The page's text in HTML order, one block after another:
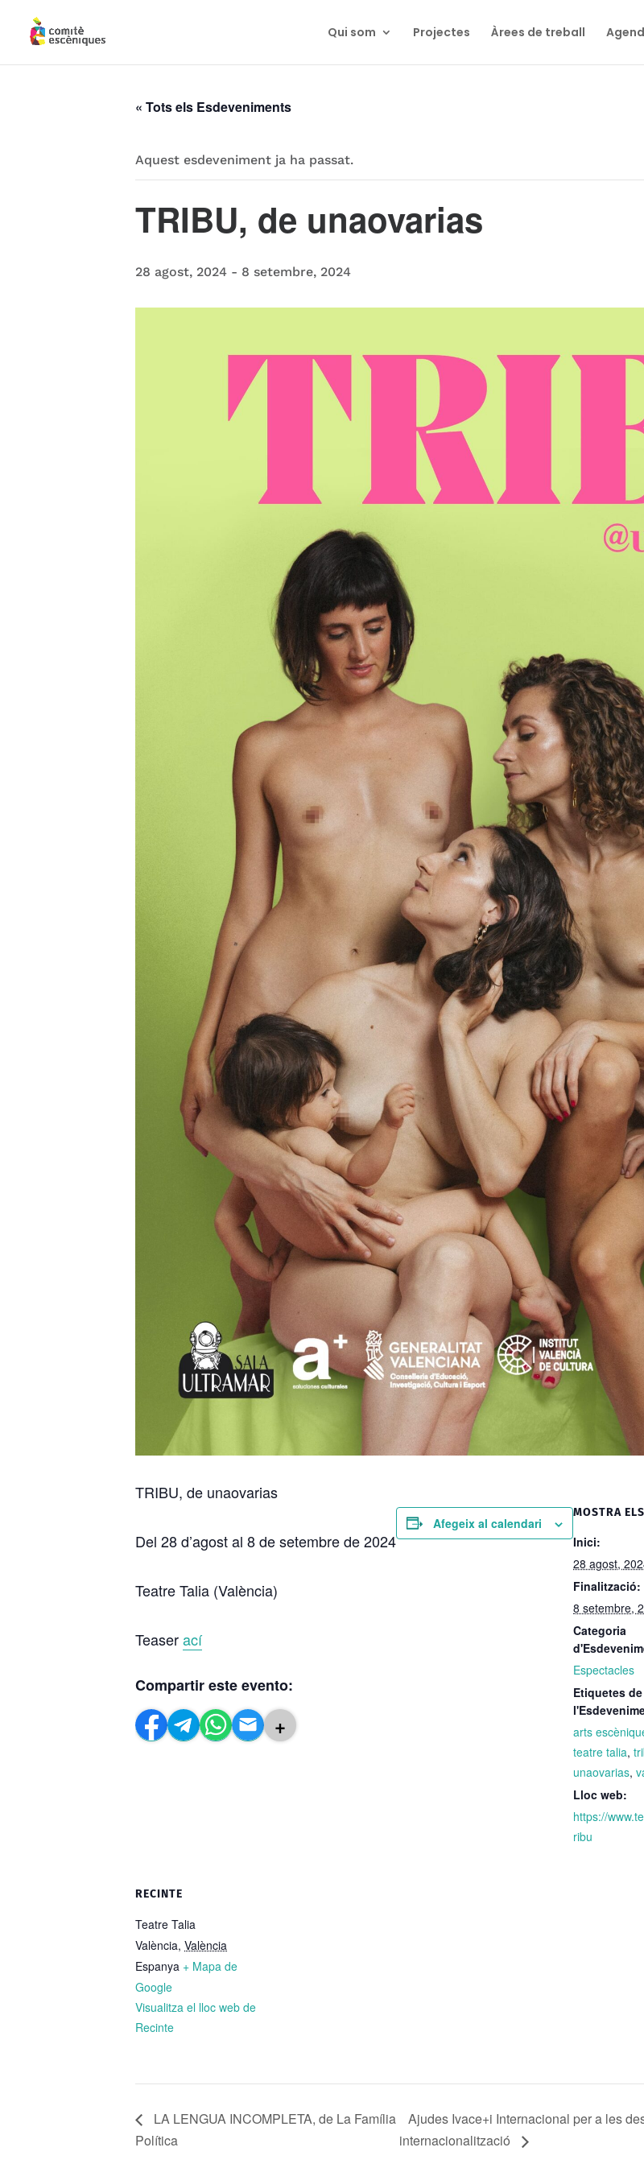
Qui som Projectes Àrees de treball
« Tots els Esdeveniments
Aquest esdeveniment ja ha passat.
TRIBU, de unaovarias
28 agost, 2024 - 8 setembre, 2024
TRIBU, de unaovarias
Del 28 d’agost al 8 de setembre de 2024
Teatre Talia (València)
Teaserací
Compartir este evento:
+
Afegeix al calendari
MOSTRA
Inici:
28 agost,
Finalització:
8 setembre,
Categoria
Espectacles
Etiquetes de
arts
teatre talia,
unaovarias,
Lloc web:
https://
ribu
RECINTE
Teatre Talia
València, València
Espanya + Mapa de
Google
Visualitza el lloc web de
Recinte
LA LENGUA INCOMPLETA, de La Família
Política
Ajudes Ivace+i Internacional per a les
internacionalització